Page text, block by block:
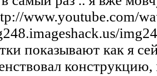
www.youtube.com/
показывают как я